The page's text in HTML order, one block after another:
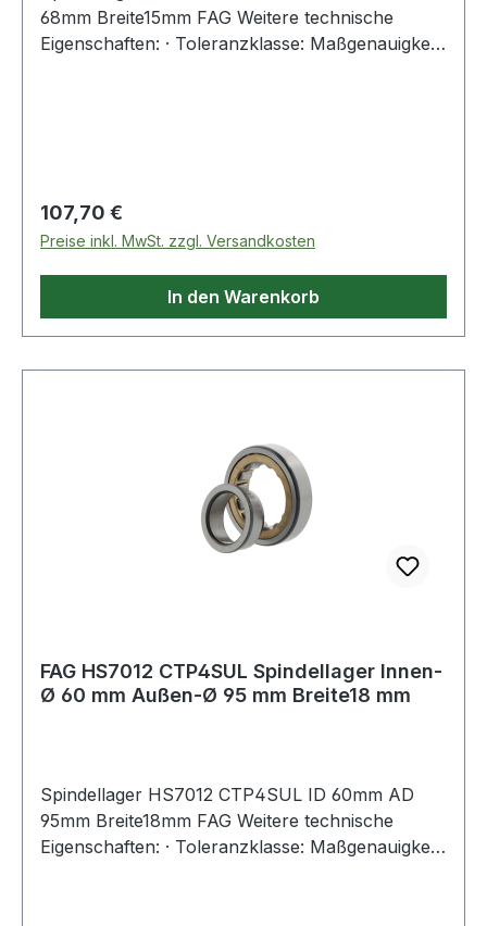
68mm Breite15mm FAG Weitere technische
Eigenschaften: · Toleranzklasse: Maßgenauigkeit
Regulärer Preis:
107,70 €
Preise inkl. MwSt. zzgl. Versandkosten
In den Warenkorb
FAG HS7012 CTP4SUL Spindellager Innen-
Ø 60 mm Außen-Ø 95 mm Breite18 mm
Spindellager HS7012 CTP4SUL ID 60mm AD
95mm Breite18mm FAG Weitere technische
Eigenschaften: · Toleranzklasse: Maßgenauigkeit